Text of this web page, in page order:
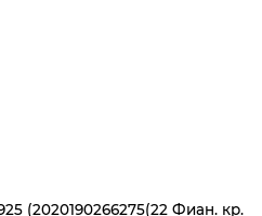
(2020190266275(22 Фиан. кр.